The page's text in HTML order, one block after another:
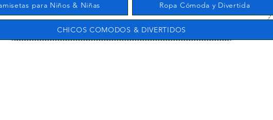
para Niños & Niñas Ropa Cómoda y Divertida
CHICOS COMODOS & DIVERTIDOS